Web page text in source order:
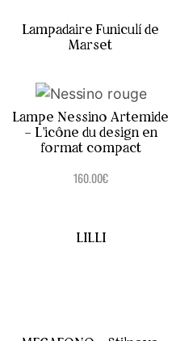
Lampadaire Funiculí de
Marset
Lampe Nessino Artemide
– L’icône du design en
format compact
160.00€
LILLI